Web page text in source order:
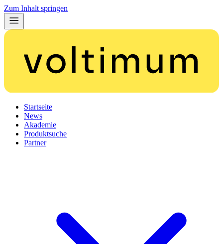
Zum Inhalt springen
Startseite
News
Akademie
Produktsuche
Partner